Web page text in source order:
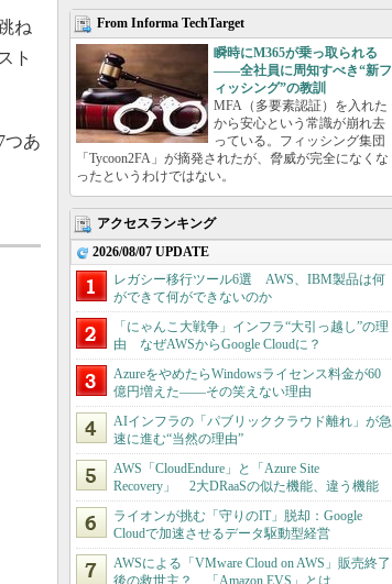
ね
ト
つあ
From Informa TechTarget
瞬時にM365が乗っ取られる
――全社員に周知すべき“新フ
ィッシング”の教訓
MFA（多要素認証）を入れた
から安心という常識が崩れ去
っている。フィッシング集団
「Tycoon2FA」が摘発されたが、脅威が完全になくな
ったというわけではない。
アクセスランキング
2026/08/07 UPDATE
レガシー移行ツール6選 AWS、IBM製品は何
ができて何ができないのか
「にゃんこ大戦争」インフラ“大引っ越し”の理
由 なぜAWSからGoogle Cloudに？
AzureをやめたらWindowsライセンス料金が60
億円増えた――その笑えない理由
AIインフラの「パブリッククラウド離れ」が急
速に進む“当然の理由”
AWS「CloudEndure」と「Azure Site
Recovery」 2大DRaaSの似た機能、違う機能
ライオンが挑む「守りのIT」脱却：Google
Cloudで加速させるデータ駆動型経営
AWSによる「VMware Cloud on AWS」販売終了
後の救世主？ 「Amazon EVS」とは